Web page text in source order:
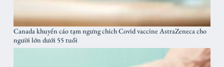
Canada khuyến cáo tạm ngưng chích Covid vaccine AstraZeneca cho
người lớn dưới 55 tuổi